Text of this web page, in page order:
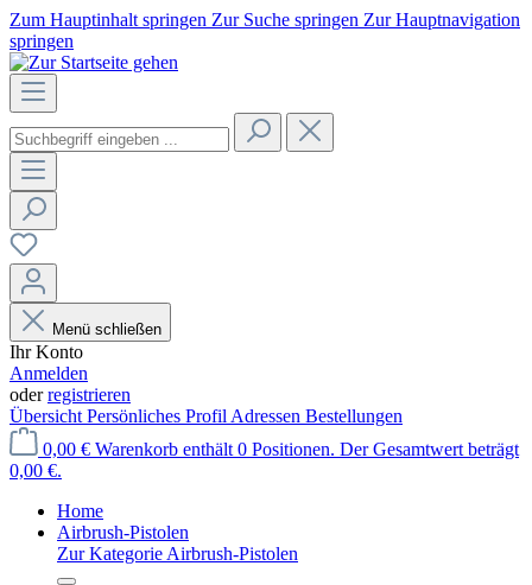
Zum Hauptinhalt springen Zur Suche springen Zur Hauptnavigation
springen
Menü schließen
Ihr Konto
Anmelden
oderregistrieren
Übersicht Persönliches Profil Adressen Bestellungen
0,00 € Warenkorb enthält 0 Positionen. Der Gesamtwert beträgt
0,00 €.
Home
Airbrush-Pistolen
Zur Kategorie Airbrush-Pistolen